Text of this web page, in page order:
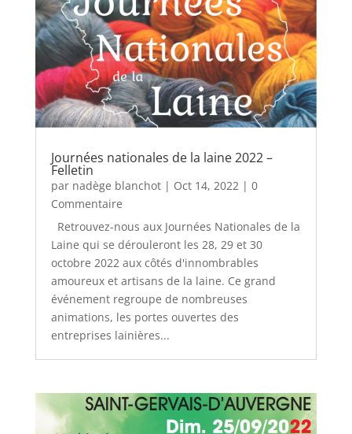
Journées nationales de la laine 2022 –
Felletin
par nadège blanchot| Oct 14, 2022| 0
Commentaire
Retrouvez-nous aux Journées Nationales de la
Laine qui se dérouleront les 28, 29 et 30
octobre 2022 aux côtés d'innombrables
amoureux et artisans de la laine. Ce grand
événement regroupe de nombreuses
animations, les portes ouvertes des
entreprises lainières...